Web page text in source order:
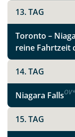
13. TAG
Toronto –
reine Fahrtzeit
14. TAG
Niagara FallsOV*
15. TAG